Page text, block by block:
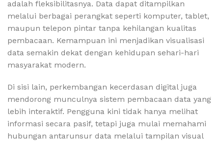
adalah fleksibilitasnya. Data dapat ditampilkan
melalui berbagai perangkat seperti komputer, tablet,
maupun telepon pintar tanpa kehilangan kualitas
pembacaan. Kemampuan ini menjadikan visualisasi
data semakin dekat dengan kehidupan sehari-hari
masyarakat modern.
Di sisi lain, perkembangan kecerdasan digital juga
mendorong munculnya sistem pembacaan data yang
lebih interaktif. Pengguna kini tidak hanya melihat
informasi secara pasif, tetapi juga mulai memahami
hubungan antarunsur data melalui tampilan visual